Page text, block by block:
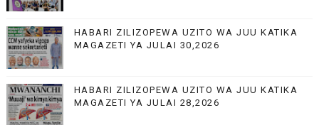
HABARI ZILIZOPEWA UZITO WA JUU KATIKA
MAGAZETI YA JULAI 30,2026
HABARI ZILIZOPEWA UZITO WA JUU KATIKA
MAGAZETI YA JULAI 28,2026